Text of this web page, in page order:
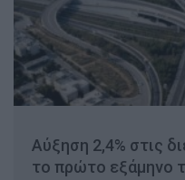
Αύξηση 2,4% στις
το πρώτο εξάμηνο